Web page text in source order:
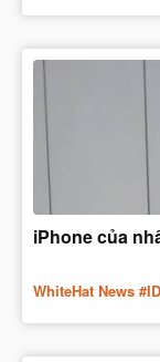
iPhone của
WhiteHat News